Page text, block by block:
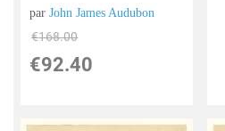
parJohn James Audubon
€168.00
€92.40